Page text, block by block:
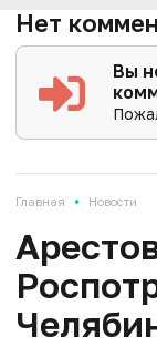
Нет
Вы
Главная • Новости